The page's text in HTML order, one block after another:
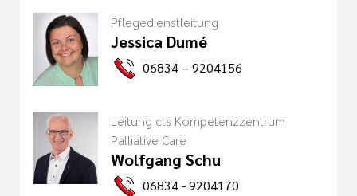
Pflegedienstleitung
Jessica Dumé
06834 – 9204156
Leitung cts Kompetenzzentrum
Palliative Care
Wolfgang Schu
06834 - 9204170